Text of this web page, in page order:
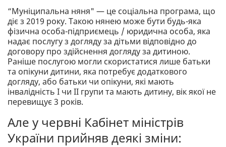
“Муніципальна няня" — це соціальна програма, що
діє з 2019 року. Такою нянею може бути будь-яка
фізична особа-підприємець / юридична особа, яка
надає послугу з догляду за дітьми відповідно до
договору про здійснення догляду за дитиною.
Раніше послугою могли скористатися лише батьки
та опікуни дитини, яка потребує додаткового
догляду, або батьки чи опікуни, які мають
інвалідність I чи II групи та мають дитину, вік якої не
перевищує 3 років.
Але у червні Кабінет міністрів
України прийняв деякі зміни: